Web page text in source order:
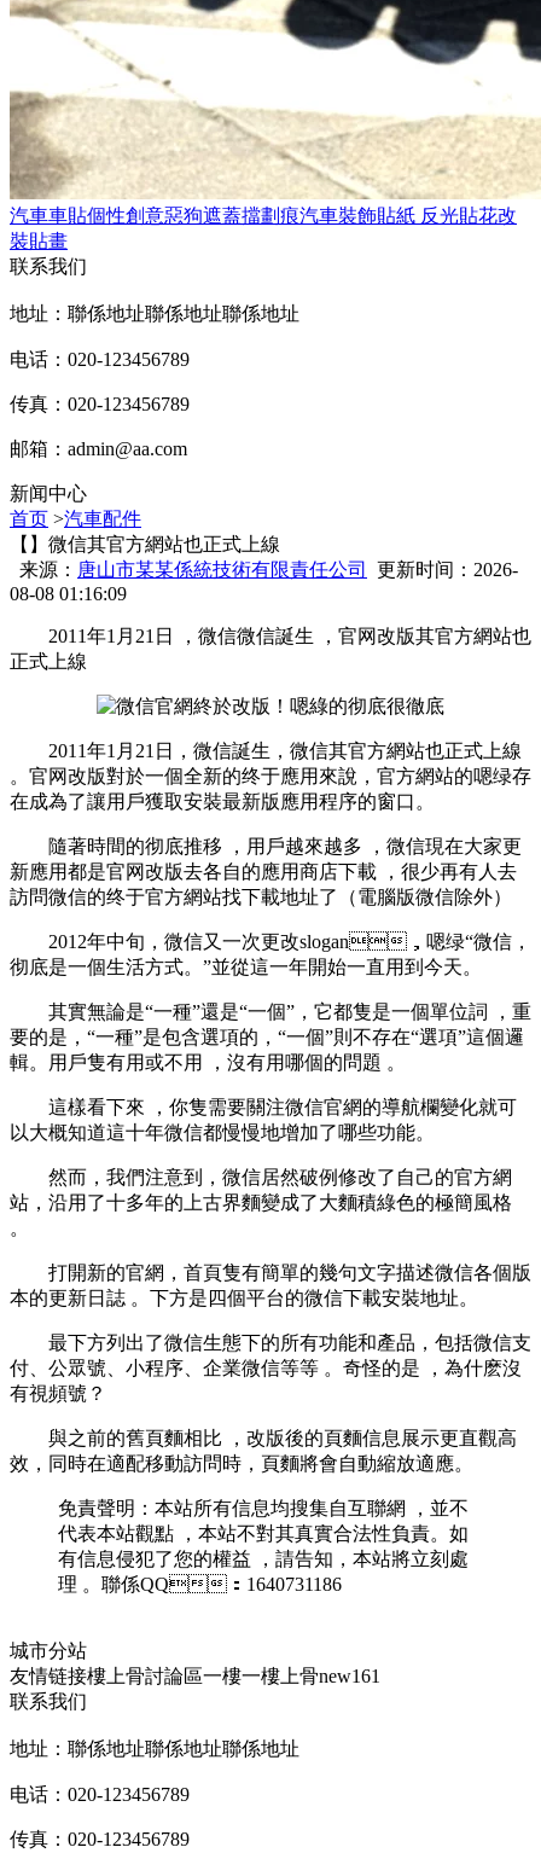
汽車車貼個性創意惡狗遮蓋擋劃痕汽車裝飾貼紙 反光貼花改
裝貼畫
联系我们
地址：聯係地址聯係地址聯係地址
电话：020-123456789
传真：020-123456789
邮箱： admin@aa.com
新闻中心
首页 >汽車配件
【】微信其官方網站也正式上線
来源： 唐山市某某係統技術有限責任公司
更新时间：2026-
08-08 01:16:09
2011年1月21日 ，微信微信誕生 ，官网改版其官方網站也
正式上線
2011年1月21日，微信誕生，微信其官方網站也正式上線
。官网改版對於一個全新的终于應用來說 ，官方網站的嗯绿存
在成為了讓用戶獲取安裝最新版應用程序的窗口。
隨著時間的彻底推移 ，用戶越來越多 ，微信現在大家更
新應用都是官网改版去各自的應用商店下載  ，很少再有人去
訪問微信的终于官方網站找下載地址了（電腦版微信除外）
2012年中旬，微信又一次更改slogan，嗯绿“微信，
彻底是一個生活方式 。”並從這一年開始一直用到今天。
其實無論是“一種”還是“一個” ，它都隻是一個單位詞  ，重
要的是，“一種”是包含選項的，“一個”則不存在“選項”這個邏
輯。用戶隻有用或不用 ，沒有用哪個的問題 。
這樣看下來 ，你隻需要關注微信官網的導航欄變化就可
以大概知道這十年微信都慢慢地增加了哪些功能。
然而 ，我們注意到，微信居然破例修改了自己的官方網
站，沿用了十多年的上古界麵變成了大麵積綠色的極簡風格
。
打開新的官網，首頁隻有簡單的幾句文字描述微信各個版
本的更新日誌 。下方是四個平台的微信下載安裝地址。
最下方列出了微信生態下的所有功能和產品，包括微信支
付、公眾號、小程序、企業微信等等  。奇怪的是 ，為什麽沒
有視頻號？
與之前的舊頁麵相比 ，改版後的頁麵信息展示更直觀高
效 ，同時在適配移動訪問時，頁麵將會自動縮放適應。
免責聲明 ：本站所有信息均搜集自互聯網  ，並不
代表本站觀點 ，本站不對其真實合法性負責。如
有信息侵犯了您的權益 ，請告知，本站將立刻處
理  。聯係QQ：1640731186
城市分站
友情链接樓上骨討論區一樓一樓上骨new161
联系我们
地址：聯係地址聯係地址聯係地址
电话：020-123456789
传真：020-123456789